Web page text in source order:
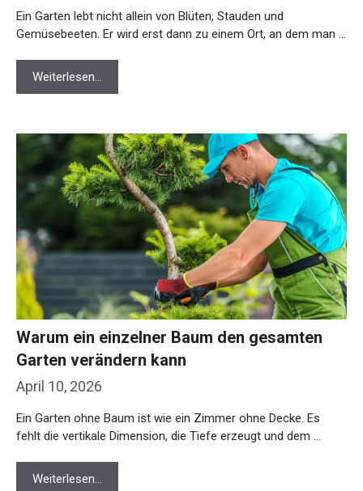
Ein Garten lebt nicht allein von Blüten, Stauden und
Gemüsebeeten. Er wird erst dann zu einem Ort, an dem man …
Weiterlesen…
April 10, 2026
Warum ein einzelner Baum den gesamten
Garten verändern kann
Ein Garten ohne Baum ist wie ein Zimmer ohne Decke. Es
fehlt die vertikale Dimension, die Tiefe erzeugt und dem …
Weiterlesen…